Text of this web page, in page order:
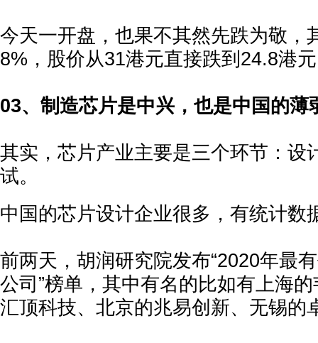
今天一开盘，也果不其然先跌为敬，
8%，股价从31港元直接跌到24.8港
03、制造芯片是中兴，也是中国的薄
其实，芯片产业主要是三个环节：设
试。
中国的芯片设计企业很多，有统计数
前两天，胡润研究院发布“2020年最
公司”榜单，其中有名的比如有上海
汇顶科技、北京的兆易创新、无锡的